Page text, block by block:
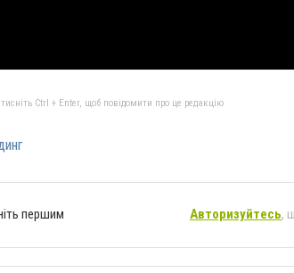
Ctrl + Enter, щоб повідомити про це редакцію
першим Авторизуйтесь,